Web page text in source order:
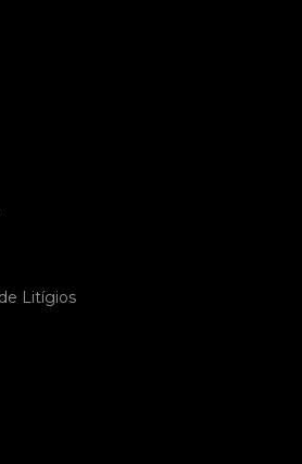
Litígios